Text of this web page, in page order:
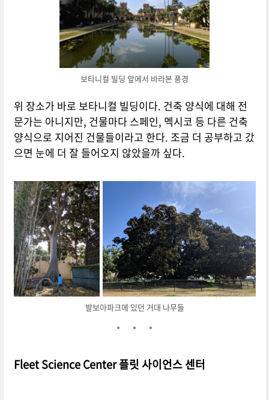
보타니컬 빌딩 앞에서 바라본 풍경
위 장소가 바로 보타니컬 빌딩이다. 건축 양식에 대해 전
문가는 아니지만, 건물마다 스페인, 멕시코 등 다른 건축
양식으로 지어진 건물들이라고 한다. 조금 더 공부하고 갔
으면 눈에 더 잘 들어오지 않았을까 싶다.
발보아파크에 있던 거대 나무들
Fleet Science Center 플릿 사이언스 센터